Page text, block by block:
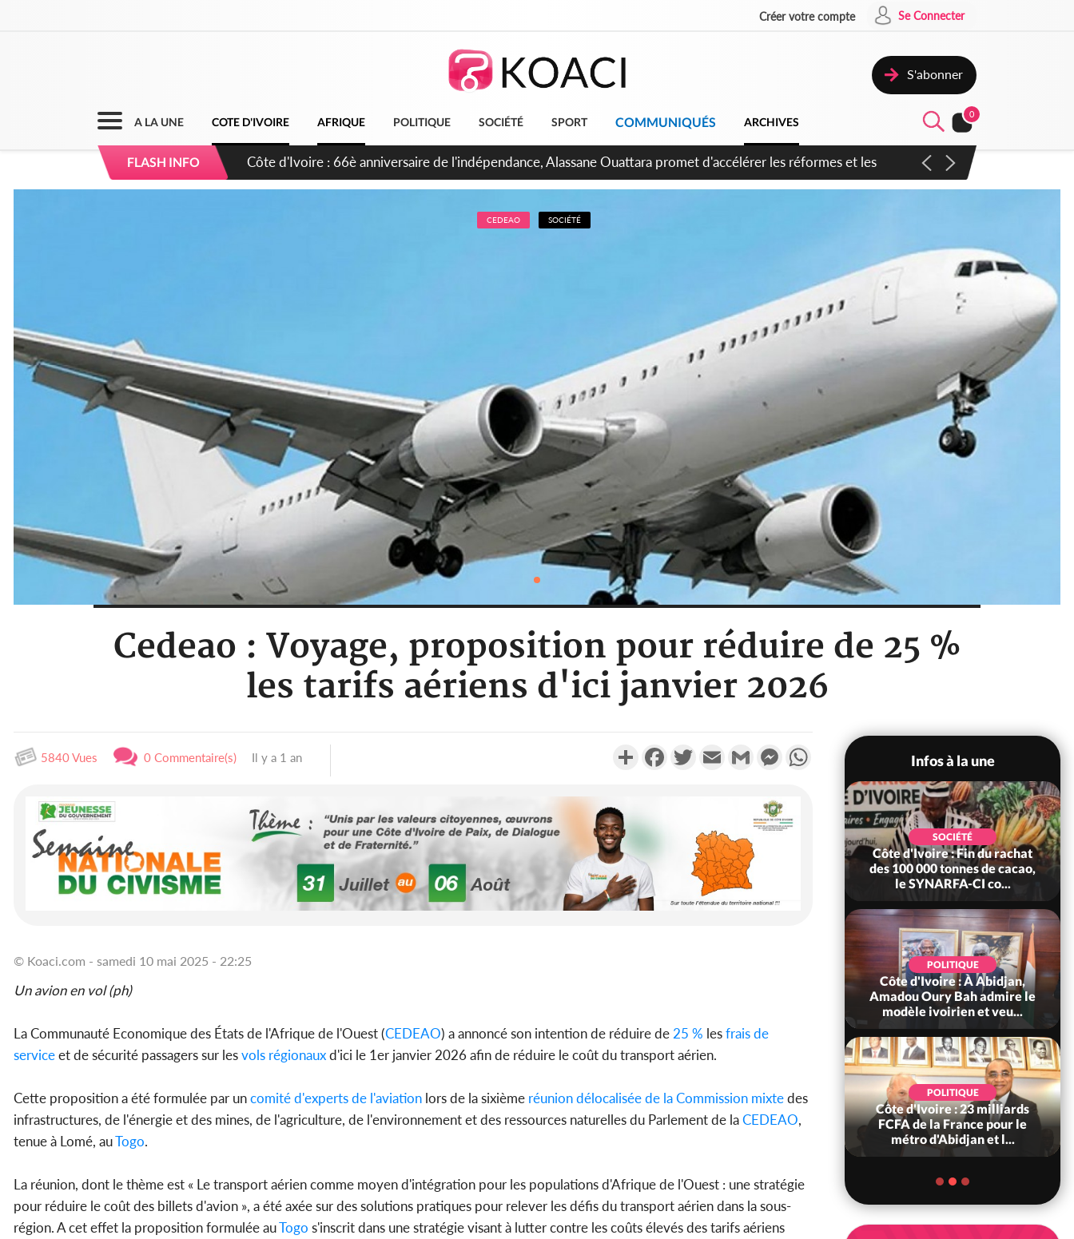
Créer votre compte Se Connecter
S'abonner
A LA UNE COTE D'IVOIRE AFRIQUE POLITIQUE SOCIÉTÉ SPORT COMMUNIQUÉS ARCHIVES
0
FLASH INFO
Côte d'Ivoire : À Abidjan, Amadou Oury Bah admire le modèle ivoirien et veut s'en inspirer pour accélérer le
développement de la Guinée
CEDEAO SOCIÉTÉ
Cedeao : Voyage, proposition pour réduire de 25 %
les tarifs aériens d'ici janvier 2026
5840 Vues 0 Commentaire(s) Il y a 1 an PartagerFacebookTwitterEmail Gmail MessengerWhatsApp
© Koaci.com - samedi 10 mai 2025 - 22:25
Un avion en vol (ph)
La Communauté Economique des États de l'Afrique de l'Ouest (CEDEAO) a annoncé son intention de réduire de 25 % lesfrais de
serviceet de sécurité passagers sur lesvols régionauxd'ici le 1er janvier 2026 afin de réduire le coût du transport aérien.
Cette proposition a été formulée par uncomité d'experts de l'aviation lors de la sixième réunion délocalisée de la Commission mixtedes
infrastructures, de l'énergie et des mines, de l'agriculture, de l'environnement et des ressources naturelles du Parlement de laCEDEAO,
tenue à Lomé, auTogo.
La réunion, dont le thème est « Le transport aérien comme moyen d'intégration pour les populations d'Afrique de l'Ouest : une stratégie
pour réduire le coût des billets d'avion », a été axée sur des solutions pratiques pour relever les défis du transport aérien dans la sous-
région. A cet effet la proposition formulée auTogo s'inscrit dans une stratégie visant à lutter contre les coûts élevés des tarifs aériens
Infos à la une
POLITIQUE
Côte d'Ivoire : Fête nationale,
Alassane Ouattara accorde
la grâce à 4 661...
POLITIQUE
Côte d'Ivoire : Décrispation ?
Mamadou Traoré ex
SOCIÉTÉ
Côte d'Ivoire : Fin du rachat
des 100 000 tonnes de cacao,
le SYNARFA-CI co...
POLITIQUE
Côte d'Ivoire : 23 milliards
FCFA de la France pour le
SOCIÉTÉ
Côte d'Ivoire : MIRAH, bras
de fer autour de la mutuelle,
le SYNHA-CI saisi...
POLITIQUE
Côte d'Ivoire : Violences
tragiques à Kossandji (Mé)
ayant fait 03 morts, A...
SOCIÉTÉ
Côte d'Ivoire : « On ne veut
pas mourir chez nous », crient
des habitants d...